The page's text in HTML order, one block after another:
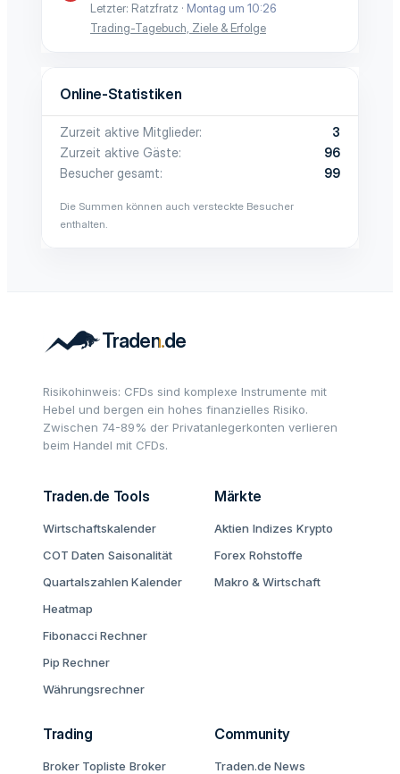
Letzter: Ratzfratz
Montag um 10:26
Trading-Tagebuch, Ziele & Erfolge
Online-Statistiken
Zurzeit aktive Mitglieder
3
Zurzeit aktive Gäste
96
Besucher gesamt
99
Die Summen können auch versteckte Besucher
enthalten.
Risikohinweis: CFDs sind komplexe Instrumente mit
Hebel und bergen ein hohes finanzielles Risiko.
Zwischen 74-89% der Privatanlegerkonten verlieren
beim Handel mit CFDs.
Traden.de Tools
Wirtschaftskalender
COT Daten Saisonalität
Quartalszahlen Kalender
Heatmap
Fibonacci Rechner
Pip Rechner
Währungsrechner
Märkte
Aktien Indizes Krypto
Forex Rohstoffe
Makro & Wirtschaft
Trading
Broker Topliste Broker
Community
Traden.de News